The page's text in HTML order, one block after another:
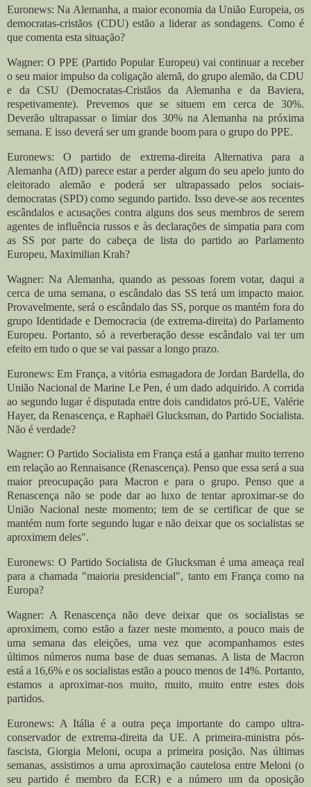
Euronews: Na Alemanha, a maior economia da União Europeia, os
democratas-cristãos (CDU) estão a liderar as sondagens. Como é
que comenta esta situação?
Wagner: O PPE (Partido Popular Europeu) vai continuar a receber
o seu maior impulso da coligação alemã, do grupo alemão, da CDU
e da CSU (Democratas-Cristãos da Alemanha e da Baviera,
respetivamente). Prevemos que se situem em cerca de 30%.
Deverão ultrapassar o limiar dos 30% na Alemanha na próxima
semana. E isso deverá ser um grande boom para o grupo do PPE.
Euronews: O partido de extrema-direita Alternativa para a
Alemanha (AfD) parece estar a perder algum do seu apelo junto do
eleitorado alemão e poderá ser ultrapassado pelos sociais-
democratas (SPD) como segundo partido. Isso deve-se aos recentes
escândalos e acusações contra alguns dos seus membros de serem
agentes de influência russos e às declarações de simpatia para com
as SS por parte do cabeça de lista do partido ao Parlamento
Europeu, Maximilian Krah?
Wagner: Na Alemanha, quando as pessoas forem votar, daqui a
cerca de uma semana, o escândalo das SS terá um impacto maior.
Provavelmente, será o escândalo das SS, porque os mantém fora do
grupo Identidade e Democracia (de extrema-direita) do Parlamento
Europeu. Portanto, só a reverberação desse escândalo vai ter um
efeito em tudo o que se vai passar a longo prazo.
Euronews: Em França, a vitória esmagadora de Jordan Bardella, do
União Nacional de Marine Le Pen, é um dado adquirido. A corrida
ao segundo lugar é disputada entre dois candidatos pró-UE, Valérie
Hayer, da Renascença, e Raphaël Glucksman, do Partido Socialista.
Não é verdade?
Wagner: O Partido Socialista em França está a ganhar muito terreno
em relação ao Rennaisance (Renascença). Penso que essa será a sua
maior preocupação para Macron e para o grupo. Penso que a
Renascença não se pode dar ao luxo de tentar aproximar-se do
União Nacional neste momento; tem de se certificar de que se
mantém num forte segundo lugar e não deixar que os socialistas se
aproximem deles".
Euronews: O Partido Socialista de Glucksman é uma ameaça real
para a chamada "maioria presidencial", tanto em França como na
Europa?
Wagner: A Renascença não deve deixar que os socialistas se
aproximem, como estão a fazer neste momento, a pouco mais de
uma semana das eleições, uma vez que acompanhamos estes
últimos números numa base de duas semanas. A lista de Macron
está a 16,6% e os socialistas estão a pouco menos de 14%. Portanto,
estamos a aproximar-nos muito, muito, muito entre estes dois
partidos.
Euronews: A Itália é a outra peça importante do campo ultra-
conservador de extrema-direita da UE. A primeira-ministra pós-
fascista, Giorgia Meloni, ocupa a primeira posição. Nas últimas
semanas, assistimos a uma aproximação cautelosa entre Meloni (o
seu partido é membro da ECR) e a número um da oposição